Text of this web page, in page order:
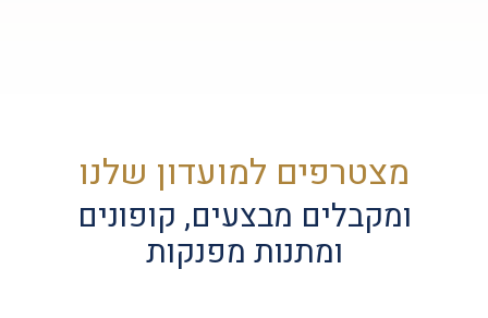
מצטרפים למועדון שלנו
ומקבלים מבצעים, קופונים
ומתנות מפנקות